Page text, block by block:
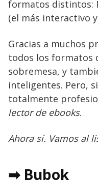
formatos distintos:
(el más interactivo
Gracias a muchos
todos los formatos
sobremesa, y
inteligentes. Pero,
totalmente
lector de ebooks.
Ahora sí. Vamos al
➡ Bubok